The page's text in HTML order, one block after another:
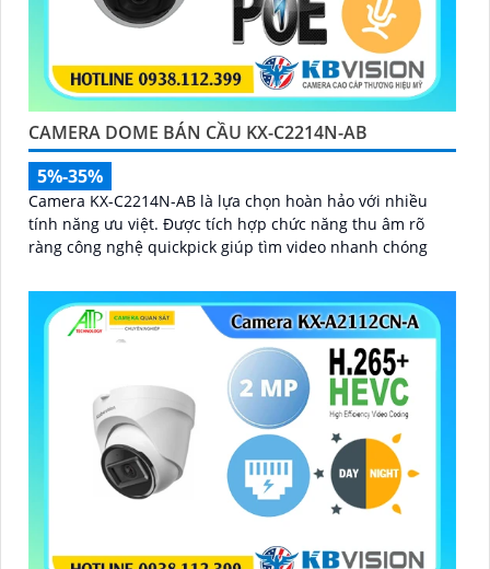
CAMERA DOME BÁN CẦU KX-C2214N-AB
5%-35%
Camera KX-C2214N-AB là lựa chọn hoàn hảo với nhiều
tính năng ưu việt. Được tích hợp chức năng thu âm rõ
ràng công nghệ quickpick giúp tìm video nhanh chóng